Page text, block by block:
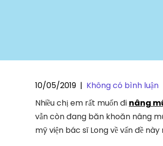
10/05/2019 | Không có bình luận
Nhiều chị em rất muốn đi nâng
vẫn còn đang băn khoăn nâng
mỹ viện bác sĩ Long về vấn đề này